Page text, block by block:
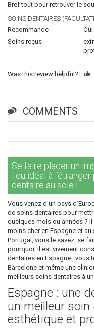
Bref tout pour retrouver le
SOINS DENTAIRES
Recommande
Oui
Soins reçus
Was this review helpful?
COMMENTS
Se faire placer un
lieu idéal à
dentaire au soleil
Vous venez d’un pays
de soins dentaires pour
quelques mois ou années ?
moins cher en Espagne et
Portugal, vous le savez, se
pourquoi, il est vivement
dentaires en Espagne : vous
Barcelone et même une
meilleurs soins dentaires à
Espagne : une
un meilleur
esthétique et